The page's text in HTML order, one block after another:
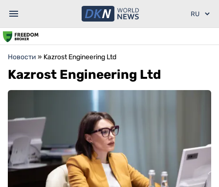
Новости » Kazrost Engineering Ltd
Kazrost Engineering Ltd